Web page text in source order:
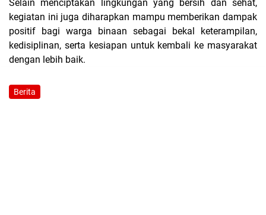
Selain menciptakan lingkungan yang bersih dan sehat,
kegiatan ini juga diharapkan mampu memberikan dampak
positif bagi warga binaan sebagai bekal keterampilan,
kedisiplinan, serta kesiapan untuk kembali ke masyarakat
dengan lebih baik.
Berita